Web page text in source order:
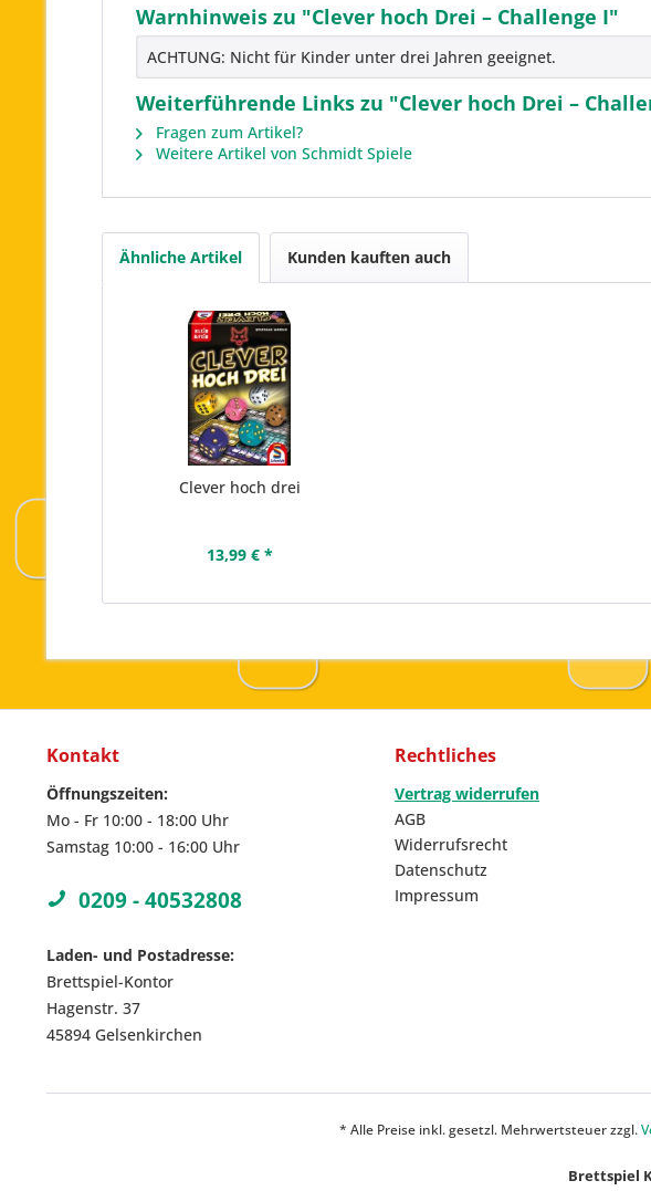
Warnhinweis zu "Clever hoch Drei – Challenge I"
ACHTUNG: Nicht für Kinder unter drei Jahren geeignet.
Weiterführende Links zu "Clever hoch Drei –
Fragen zum Artikel?
Weitere Artikel von Schmidt Spiele
Ähnliche Artikel Kunden kauften auch
Clever hoch drei
13,99 € *
Kontakt
Öffnungszeiten:
Mo - Fr 10:00 - 18:00 Uhr
Samstag 10:00 - 16:00 Uhr
0209 - 40532808
Laden- und Postadresse:
Brettspiel-Kontor
Hagenstr. 37
45894 Gelsenkirchen
Rechtliches
Vertrag widerrufen
AGB
Widerrufsrecht
Datenschutz
Impressum
* Alle Preise inkl. gesetzl. Mehrwertsteuer zzgl.
Brettspiel